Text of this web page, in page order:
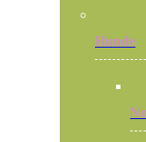
Hunde